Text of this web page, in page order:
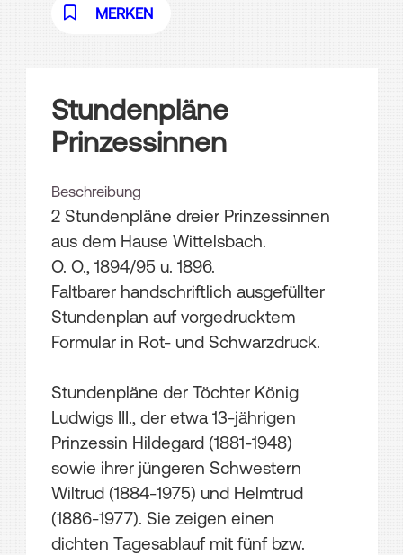
MERKEN
Stundenpläne
Prinzessinnen
Beschreibung
2 Stundenpläne dreier Prinzessinnen
aus dem Hause Wittelsbach.
O. O., 1894/95 u. 1896.
Faltbarer handschriftlich ausgefüllter
Stundenplan auf vorgedrucktem
Formular in Rot- und Schwarzdruck.
Stundenpläne der Töchter König
Ludwigs III., der etwa 13-jährigen
Prinzessin Hildegard (1881-1948)
sowie ihrer jüngeren Schwestern
Wiltrud (1884-1975) und Helmtrud
(1886-1977). Sie zeigen einen
dichten Tagesablauf mit fünf bzw.